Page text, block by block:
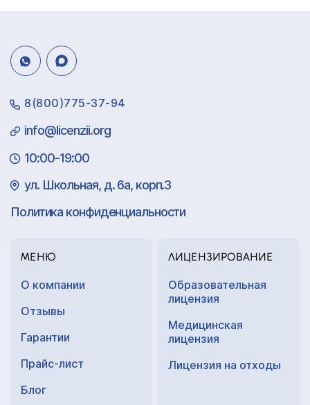
8(800)775-37-94
info@licenzii.org
10:00-19:00
ул. Школьная, д. 6а, корп.3
Политика конфиденциальности
МЕНЮ
О компании
Отзывы
Гарантии
Прайс-лист
Блог
ЛИЦЕНЗИРОВАНИЕ
Образовательная
лицензия
Медицинская
лицензия
Лицензия на отходы